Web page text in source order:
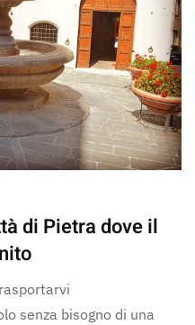
di Pietra dove il
senza bisogno di una